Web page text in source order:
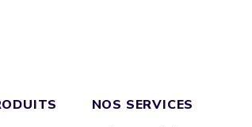
NOS SERVICES